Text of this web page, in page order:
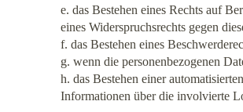
e. das Bestehen eines Rechts auf
eines Widerspruchsrechts gegen
f. das Bestehen eines
g. wenn die personenbezogenen
h. das Bestehen einer
Informationen über die involvierte